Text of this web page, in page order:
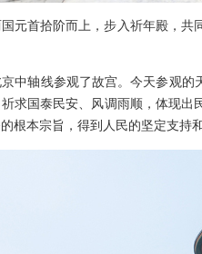
元首拾阶而上，步入祈年殿，
中轴线参观了故宫。今天参观
求国泰民安、风调雨顺，体现
根本宗旨，得到人民的坚定支持